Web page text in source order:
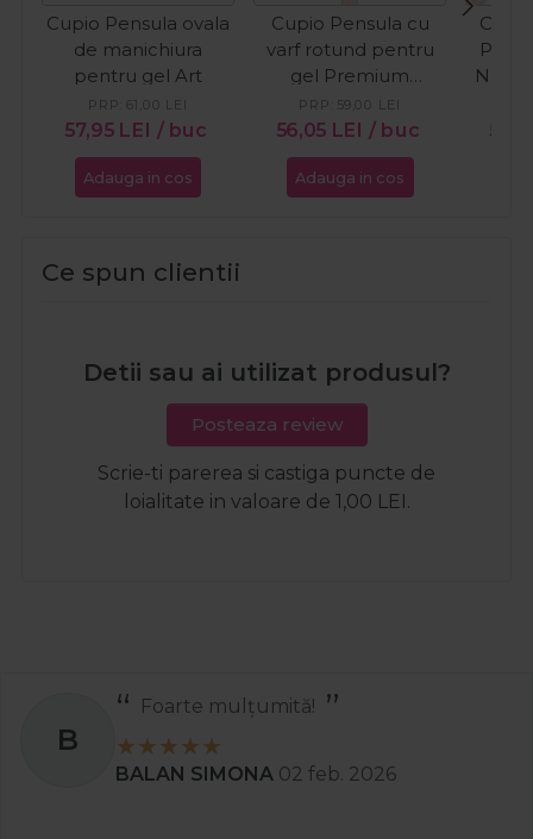
Cupio Pensula ovala
de manichiura
pentru gel Art
57,95 LEI / buc
PRP:61,00 LEI
Adauga in cos
Cupio Pensula cu
varf rotund pentru
gel Premium
Kolinsky Nr. 6
56,05 LEI / buc
PRP: 59,00 LEI
Adauga in cos
Nr. 4
Ce spun clientii
Detii sau ai utilizat produsul?
Posteaza review
Scrie-ti parerea si castiga puncte de
loialitate in valoare de 1,00 LEI.
B
Foarte mulțumită!
BALAN SIMONA 02 feb. 2026